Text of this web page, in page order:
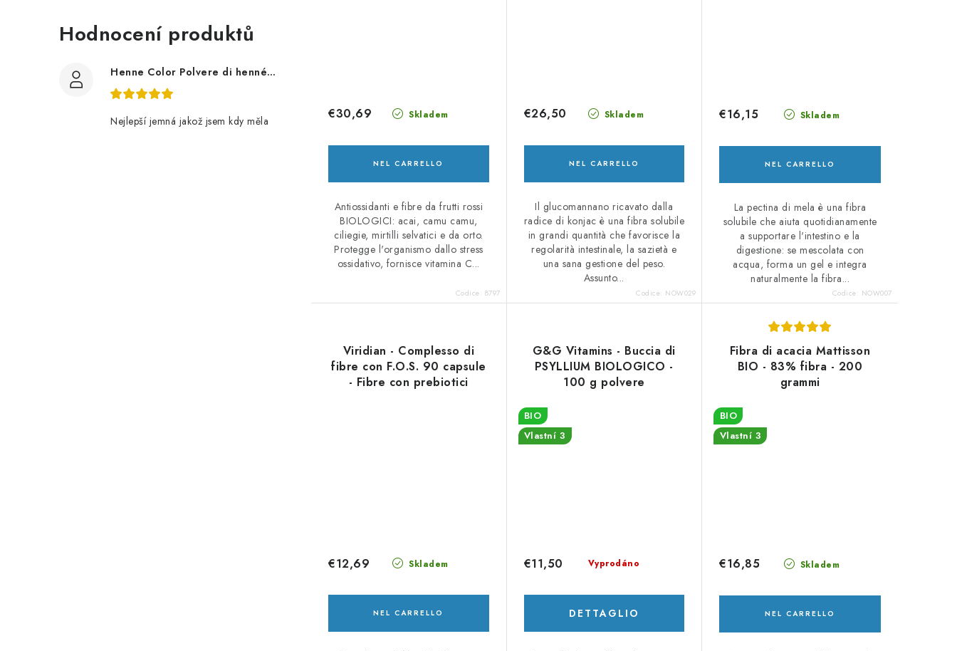
Hodnocení produktů
Henne Color Polvere di henné colore: marrone 100g
Nejlepší jemná jakož jsem kdy měla Skladem
€30,69
NEL CARRELLO
Antiossidanti e fibre da frutti rossi
BIOLOGICI: acai, camu camu,
ciliegie, mirtilli selvatici e da orto.
Protegge l'organismo dallo stress
ossidativo, fornisce vitamina C...
Codice: 8797
Skladem
€26,50
NEL CARRELLO
Il glucomannano ricavato dalla
radice di konjac è una fibra solubile
in grandi quantità che favorisce la
regolarità intestinale, la sazietà e
una sana gestione del peso.
Assunto...
Codice: NOW029
Skladem
€16,15
NEL CARRELLO
La pectina di mela è una fibra
solubile che aiuta quotidianamente
a supportare l'intestino e la
digestione: se mescolata con
acqua, forma un gel e integra
naturalmente la fibra...
Codice: NOW007
Viridian - Complesso di
fibre con F.O.S. 90 capsule
- Fibre con prebiotici
Skladem
€12,69
NEL CARRELLO
G&G Vitamins - Buccia di
PSYLLIUM BIOLOGICO -
100 g polvere
BIO
Vlastní 3
Vyprodáno
€11,50
DETTAGLIO
Fibra di acacia Mattisson
BIO - 83% fibra - 200
grammi
BIO
Vlastní 3
Skladem
€16,85
NEL CARRELLO